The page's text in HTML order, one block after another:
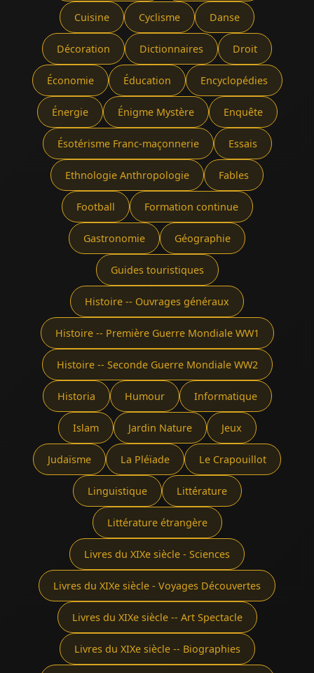
Cuisine Cyclisme Danse
Décoration Dictionnaires Droit
Économie Éducation Encyclopédies
Énergie Énigme Mystère Enquête
Ésotérisme Franc-maçonnerie Essais
Ethnologie Anthropologie Fables
Football Formation continue
Gastronomie Géographie
Guides touristiques
Histoire -- Ouvrages généraux
Histoire -- Première Guerre Mondiale WW1
Histoire -- Seconde Guerre Mondiale WW2
Historia Humour Informatique
Islam Jardin Nature Jeux
Judaïsme La Pléïade Le Crapouillot
Linguistique Littérature
Littérature étrangère
Livres du XIXe siècle - Sciences
Livres du XIXe siècle - Voyages Découvertes
Livres du XIXe siècle -- Art Spectacle
Livres du XIXe siècle -- Biographies